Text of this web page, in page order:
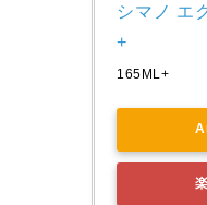
シマノ エ
+
165ML+